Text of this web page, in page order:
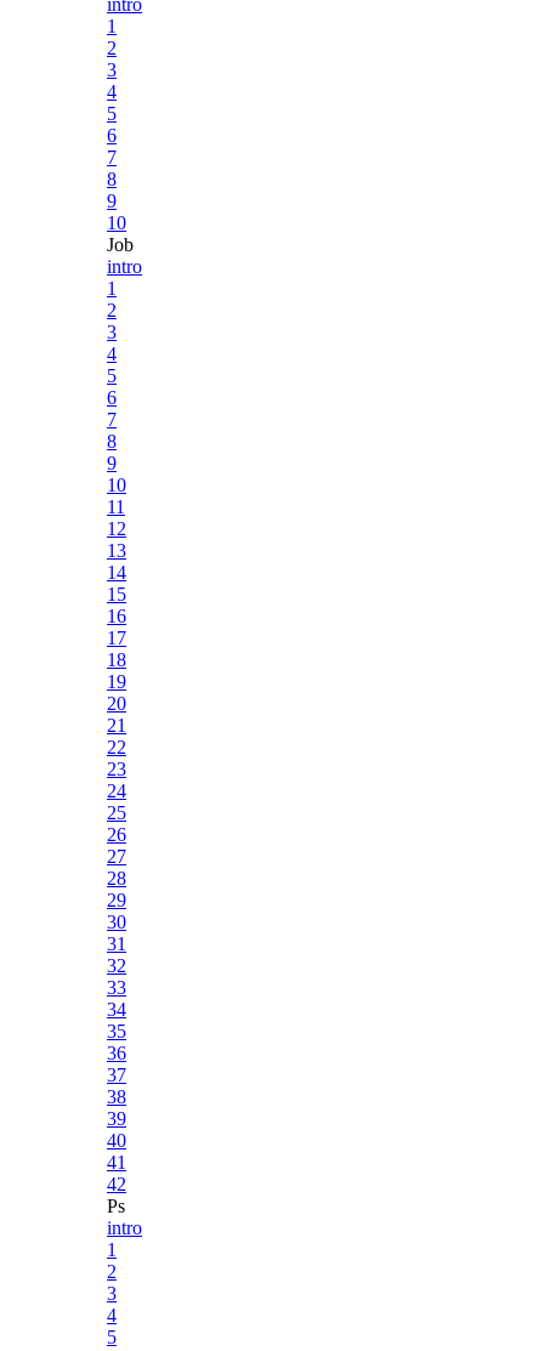
1
2
3
4
5
6
7
8
9
10
Job
intro
1
2
3
4
5
6
7
8
9
10
11
12
13
14
15
16
17
18
19
20
21
22
23
24
25
26
27
28
29
30
31
32
33
34
35
36
37
38
39
40
41
42
Ps
intro
1
2
3
4
5